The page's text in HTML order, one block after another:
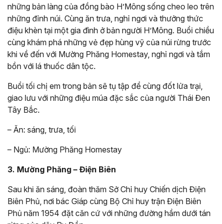
những bản làng của đồng bào H’Mông sống cheo leo trên
những đỉnh núi. Cùng ăn trưa, nghỉ ngơi và thưởng thức
điệu khèn tại một gia đình ở bản người H’Mông. Buổi chiều
cùng khám phá những vẻ đẹp hùng vỹ của núi rừng trước
khi về đến với Mường Phăng Homestay, nghỉ ngơi và tắm
bồn với lá thuốc dân tộc.
Buổi tối chị em trong bản sẽ tụ tập để cùng đốt lửa trại,
giao lưu với những điệu múa đặc sắc của người Thái Đen
Tây Bắc.
– Ăn: sáng, trưa, tối
– Ngủ: Mường Phăng Homestay
3. Mường Phăng – Điện Biên
Sau khi ăn sáng, đoàn thăm Sở Chỉ huy Chiến dịch Điện
Biên Phủ, nơi bác Giáp cùng Bộ Chỉ huy trận Điện Biên
Phủ năm 1954 đặt căn cứ với những đường hầm dưới tán